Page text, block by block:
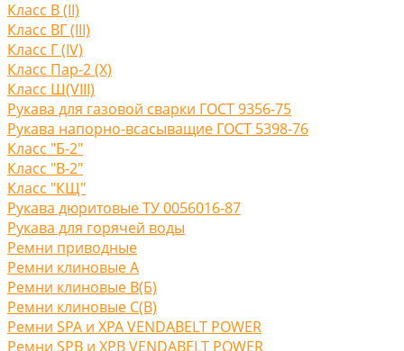
Класс В (II)
Класс ВГ (III)
Класс Г (IV)
Класс Пар-2 (X)
Класс Ш(VIII)
Рукава для газовой сварки ГОСТ 9356-75
Рукава напорно-всасыващие ГОСТ 5398-76
Класс "Б-2"
Класс "В-2"
Класс "КЩ"
Рукава дюритовые ТУ 0056016-87
Рукава для горячей воды
Ремни приводные
Ремни клиновые A
Ремни клиновые В(Б)
Ремни клиновые С(B)
Ремни SPA и XPA VENDABELT POWER
Ремни SPB и XPB VENDABELT POWER